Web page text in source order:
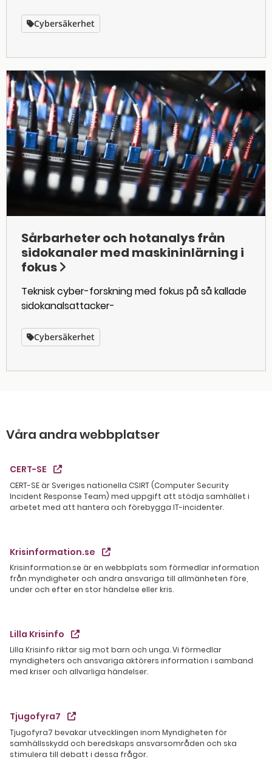
Cybersäkerhet
Sårbarheter och hotanalys från
sidokanaler med maskininlärning i
fokus
Teknisk cyber-forskning med fokus på så kallade
sidokanalsattacker-
Cybersäkerhet
Våra andra webbplatser
CERT-SE
CERT-SE är Sveriges nationella CSIRT (Computer Security
Incident Response Team) med uppgift att stödja samhället i
arbetet med att hantera och förebygga IT-incidenter.
Krisinformation.se
Krisinformation.se är en webbplats som förmedlar information
från myndigheter och andra ansvariga till allmänheten före,
under och efter en stor händelse eller kris.
Lilla Krisinfo
Lilla Krisinfo riktar sig mot barn och unga. Vi förmedlar
myndigheters och ansvariga aktörers information i samband
med kriser och allvarliga händelser.
Tjugofyra7
Tjugofyra7 bevakar utvecklingen inom Myndigheten för
samhällsskydd och beredskaps ansvarsområden och ska
stimulera till debatt i dessa frågor.